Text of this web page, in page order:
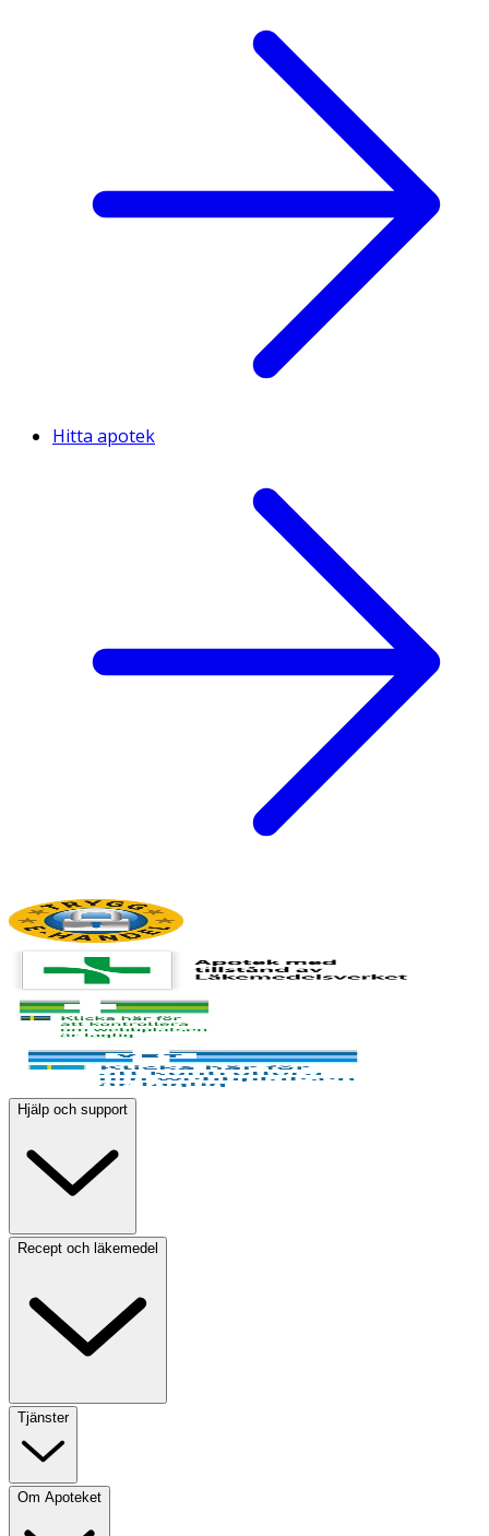
Hitta apotek
Hjälp och support
Recept och läkemedel
Tjänster
Om Apoteket